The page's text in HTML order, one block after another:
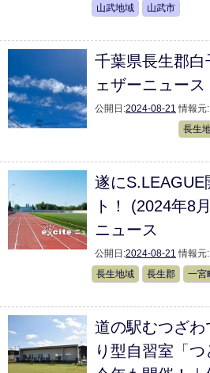
山武地域
山武市
千葉県長生郡
ェザーニュース
公開日:2024-08-21 情報元:
長生
遂にS.LEAGUE
ト！ (2024年8
ニュース
公開日:2024-08-21 情報元:
長生地域
長生郡 一宮
道の駅むつざわ
り型自習室「